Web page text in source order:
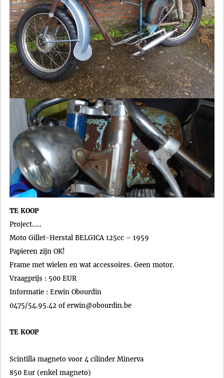
TE KOOP
Project…..
Moto Gillet-Herstal BELGICA 125cc – 1959
Papieren zijn OK!
Frame met wielen en wat accessoires. Geen motor.
Vraagprijs : 500 EUR
Informatie : Erwin Obourdin
0475/54.95.42 of erwin@obourdin.be
TE KOOP
Scintilla magneto voor 4 cilinder Minerva
850 Eur (enkel magneto)